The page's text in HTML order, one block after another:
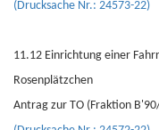
(Drucksache Nr.: 24573-22)
11.12 Einrichtung einer
Rosenplätzchen
Antrag zur TO (Fraktion